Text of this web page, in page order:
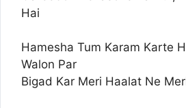
Hai
Hamesha Tum Karam Karte
Walon Par
Bigad Kar Meri Haalat Ne